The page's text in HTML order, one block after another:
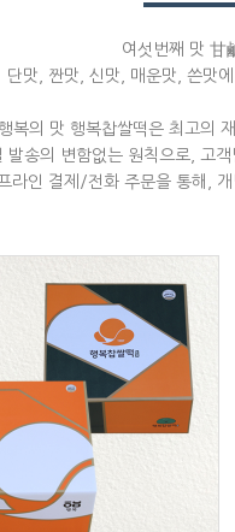
여섯번째 맛 甘
단맛, 짠맛, 신맛, 매운맛, 쓴맛
복의 맛 행복찹쌀떡은 최고의
발송의 변함없는 원칙으로, 고
라인 결제/전화 주문을 통해,